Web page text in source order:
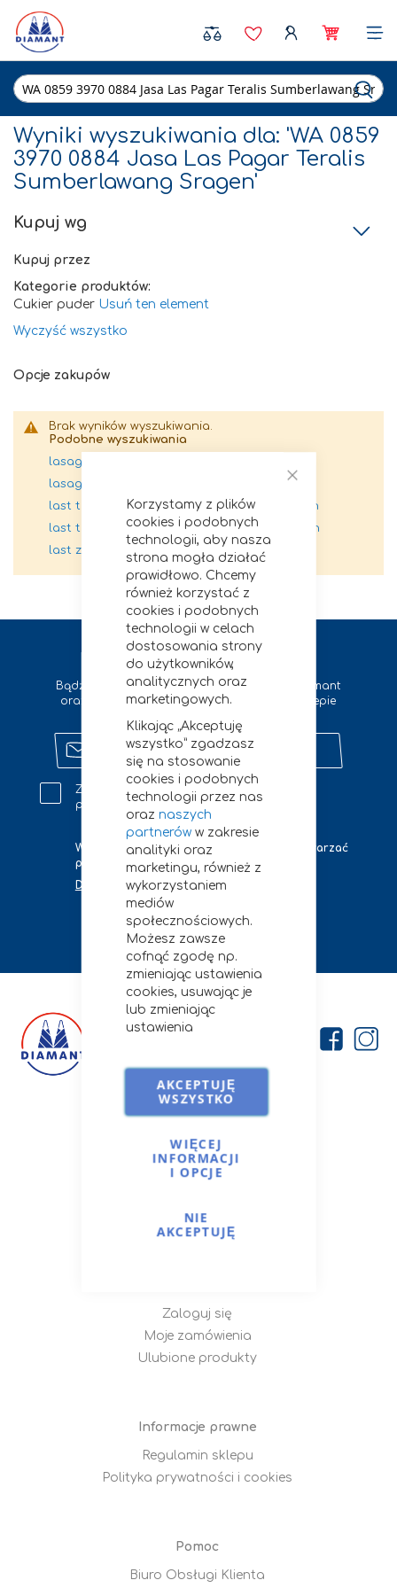
Korzystamy z plików
cookies i podobnych
technologii, aby nasza
strona mogła działać
prawidłowo. Chcemy
również korzystać z
cookies i podobnych
technologii w celach
dostosowania strony
do użytkowników,
analitycznych oraz
marketingowych.
Klikając „Akceptuję
wszystko” zgadzasz
się na stosowanie
cookies i podobnych
technologii przez nas
oraz naszych
partneróww zakresie
analityki oraz
marketingu, również z
wykorzystaniem
mediów
społecznościowych.
Możesz zawsze
cofnąć zgodę np.
zmieniając ustawienia
cookies, usuwając je
lub zmieniając
ustawienia
przez nas cookies i
podobnych
technologii znajdziesz
technologie.
AKCEPTUJĘ
WSZYSTKO
WIĘCEJ
INFORMACJI
I OPCJE
NIE
AKCEPTUJĘ
Wyniki wyszukiwania dla: 'WA 0859
3970 0884 Jasa Las Pagar Teralis
Sumberlawang Sragen'
Brak wyników wyszukiwania.
Podobne wyszukiwania
lasagne z sushi
lasagna z kauflandu
last time gmc offered 0 financing on canyon
last time gmp offered 0 financing on canyon
last z gift center
Kupuj wg
Kupuj przez
Kategorie produktów
Cukier puder Usuń ten element
Wyczyść wszystko
Opcje zakupów
Zapisz się na newsletter
Bądź na bieżąco z wszystkimi nowościami Diamant
oraz otrzymuj zniżki na zakupy w naszym sklepie
Zapisz
się
newsletter
Zgadzam się na kontakt marketingowy na
podany adres e-mail.
W jakich celach i jak długo będziemy przetwarzać
podane przez Ciebie tutaj dane?
Dowiedz się więcej
zapisz się
Firma
O nas
Kontakt
Opcje dostawy
Zaloguj się
Moje zamówienia
Ulubione produkty
Informacje prawne
Regulamin sklepu
Polityka prywatności i cookies
Pomoc
Biuro Obsługi Klienta